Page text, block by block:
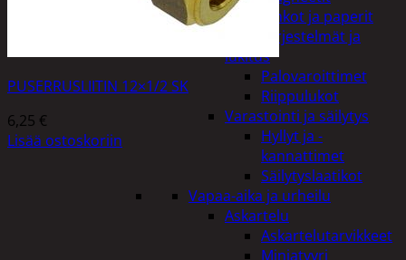
Vihkot ja paperit
Turvajärjestelmät ja
lukitus
Palovaroittimet
Riippulukot
Varastointi ja säilytys
Hyllyt ja -
kannattimet
Säilytyslaatikot
Vapaa-aika ja urheilu
Askartelu
Askartelutarvikkeet
Miniatyyri
PUSERRUSLIITIN 12×1/2 SK
6,25 €
Lisää ostoskoriin